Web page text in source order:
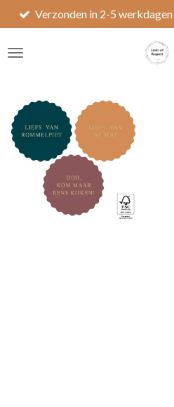
Ga
direct
naar
Verzonden in 2-5 werkdagen